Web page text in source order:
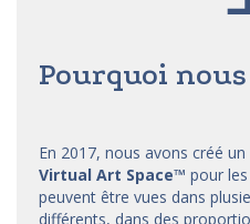
Pourquoi
En 2017, nous avons créé
Virtual Art Space™ pour
peuvent être vues dans
différents, dans des